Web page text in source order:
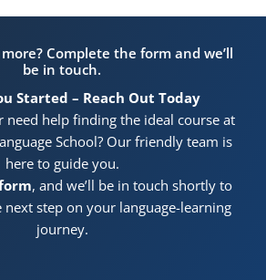
Complete the form and we’ll
be in touch.
Started – Reach Out Today
need help finding the ideal course at
School? Our friendly team is
here to guide you.
, and we’ll be in touch shortly to
next step on your language-learning
journey.